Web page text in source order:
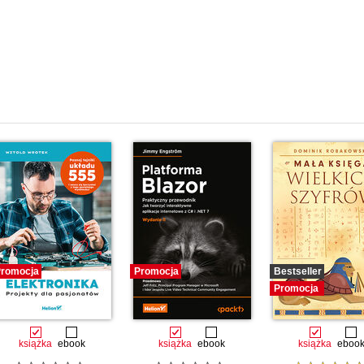
książka ebook
Promocja
książka ebook
Bestseller
Promocja
książka ebook